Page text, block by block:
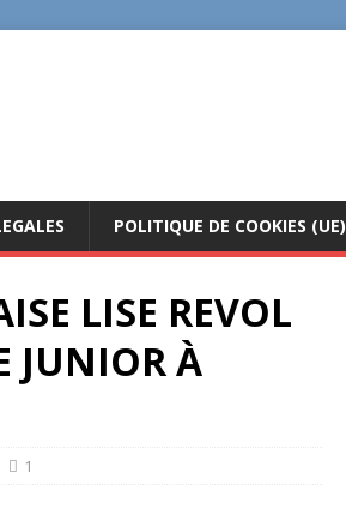
POLITIQUE DE COOKIES (UE)
LISE REVOL
JUNIOR À
1